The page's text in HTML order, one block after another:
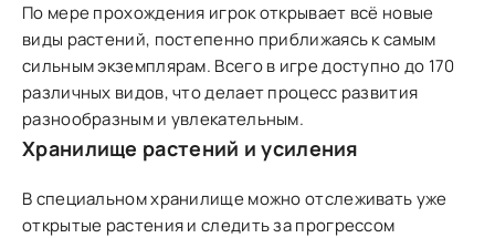
По мере прохождения игрок открывает всё новые
виды растений, постепенно приближаясь к самым
сильным экземплярам. Всего в игре доступно до 170
различных видов, что делает процесс развития
разнообразным и увлекательным.
Хранилище растений и усиления
В специальном хранилище можно отслеживать уже
открытые растения и следить за прогрессом